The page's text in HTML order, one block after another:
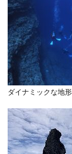
ダイナミックな地